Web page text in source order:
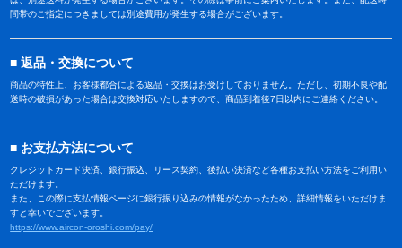
間帯のご指定につきましては別途費用が発生する場合がございます。
返品・交換について
商品の特性上、お客様都合による返品・交換はお受けしておりません。ただし、初期不良や配
送時の破損があった場合は交換対応いたしますので、商品到着後7日以内にご連絡ください。
お支払方法について
クレジットカード決済、銀行振込、リース契約、後払い決済など各種お支払い方法をご利用い
ただけます。
また、この際に支払情報ページに銀行振り込みの情報がなかったため、詳細情報をいただけま
すと幸いでございます。
https://www.aircon-oroshi.com/pay/